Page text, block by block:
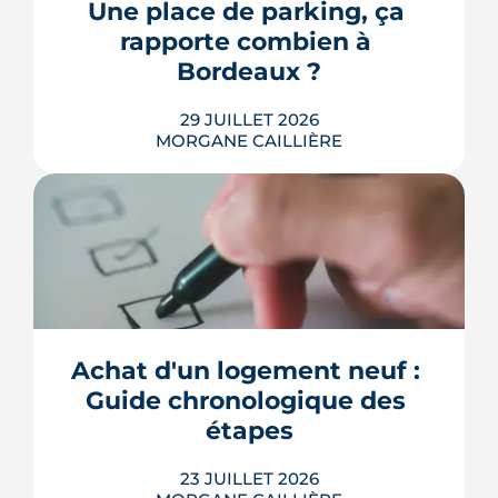
récemment réformées. Ce guide fait le
point, à jour de juillet 2026, sur vos
droits et ...
LIRE L'ARTICLE
Une place de parking, ça
rapporte combien à
Bordeaux ?
29 JUILLET 2026
MORGANE CAILLIÈRE
Combien rapporte une place de
parking à Bordeaux ? Prix de location
par quartier, calcul du rendement,
louer.
LIRE L'ARTICLE
Achat d'un logement neuf :
Guide chronologique des
étapes
23 JUILLET 2026